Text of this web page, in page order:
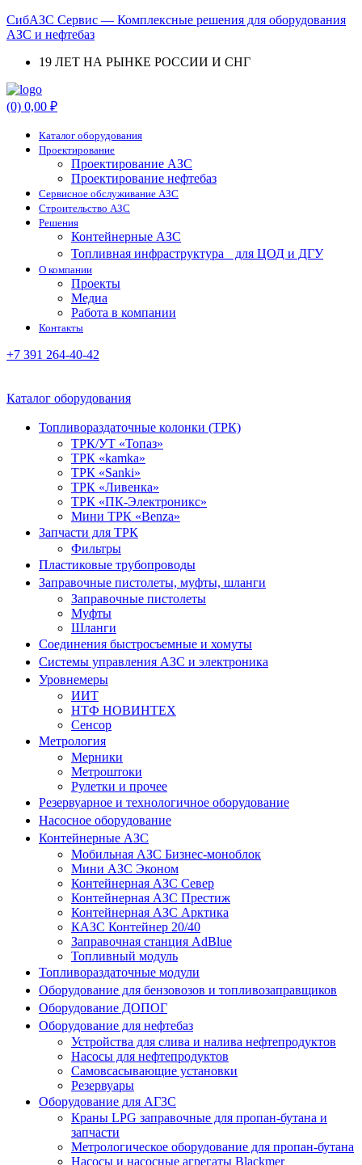
СибАЗС Сервис — Комплексные решения для оборудования
АЗС и нефтебаз
19 ЛЕТ НА РЫНКЕ РОССИИ И СНГ
Menu
(0) 0,00 ₽
Каталог оборудования
Проектирование
Проектирование АЗС
Проектирование нефтебаз
Cервисное обслуживание АЗС
Строительство АЗС
Решения
Контейнерные АЗС
Топливная инфраструктура для ЦОД и ДГУ
О компании
Проекты
Медиа
Работа в компании
Контакты
+7 391 264-40-42
Каталог оборудования
Топливораздаточные колонки (ТРК)
ТРК/УТ «Топаз»
ТРК «kamka»
ТРК «Sanki»
ТРК «Ливенка»
ТРК «ПК-Электроникс»
Мини ТРК «Benza»
Запчасти для ТРК
Фильтры
Пластиковые трубопроводы
Заправочные пистолеты, муфты, шланги
Заправочные пистолеты
Муфты
Шланги
Соединения быстросъемные и хомуты
Системы управления АЗС и электроника
Уровнемеры
ИИТ
НТФ НОВИНТЕХ
Сенсор
Метрология
Мерники
Метроштоки
Рулетки и прочее
Резервуарное и технологичное оборудование
Насосное оборудование
Контейнерные АЗС
Мобильная АЗС Бизнес-моноблок
Мини АЗС Эконом
Контейнерная АЗС Север
Контейнерная АЗС Престиж
Контейнерная АЗС Арктика
КАЗС Контейнер 20/40
Заправочная станция AdBlue
Топливный модуль
Топливораздаточные модули
Оборудование для бензовозов и топливозаправщиков
Оборудование ДОПОГ
Оборудование для нефтебаз
Устройства для слива и налива нефтепродуктов
Насосы для нефтепродуктов
Самовсасывающие установки
Резервуары
Оборудование для АГЗС
Краны LPG заправочные для пропан-бутана и
запчасти
Метрологическое оборудование для пропан-бутана
Насосы и насосные агрегаты Blackmer